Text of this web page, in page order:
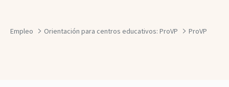
Empleo Orientación para centros educativos: ProVP ProVP